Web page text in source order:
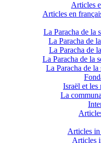
Articles
La Paracha de la
La Paracha de
La Paracha de
La Paracha de la
La Paracha de
Israël et les
La
Articles
Articles